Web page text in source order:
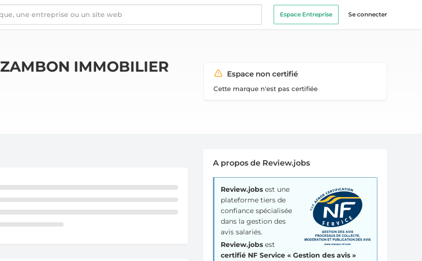
Espace Entreprise Se connecter
ZAMBON IMMOBILIER Espace non certifié
Cette marque n'est pas certifiée
A propos de Review.jobs
Review.jobs est une
plateforme tiers de
confiance spécialisée
dans la gestion des
avis salariés.
Review.jobs est
certifié NF Service « Gestion des avis »